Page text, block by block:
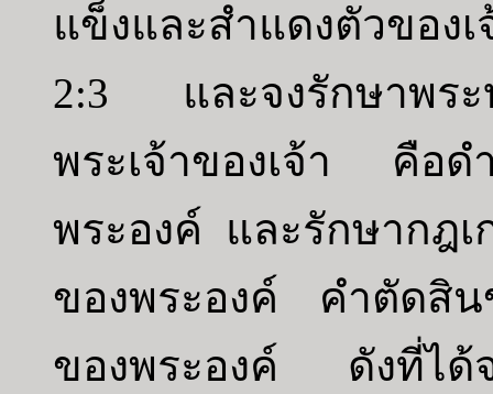
แข็งและสำแดงตัวของ
2:3 และจงรักษาพระ
พระเจ้าของเจ้า คือด
พระองค์ และรักษากฎ
ของพระองค์ คำตัดสิน
ของพระองค์ ดังที่ได้